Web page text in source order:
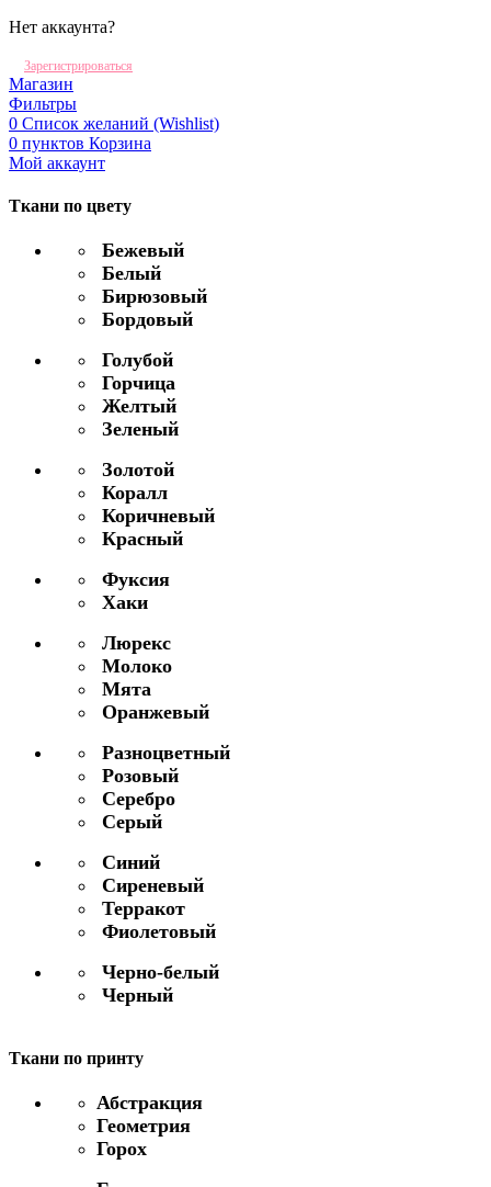
Нет аккаунта?
Зарегистрироваться
Магазин
Фильтры
0 Список желаний (Wishlist)
0 пунктов Корзина
Мой аккаунт
Ткани по цвету
Бежевый
Белый
Бирюзовый
Бордовый
Голубой
Горчица
Желтый
Зеленый
Золотой
Коралл
Коричневый
Красный
Фуксия
Хаки
Люрекс
Молоко
Мята
Оранжевый
Разноцветный
Розовый
Серебро
Серый
Синий
Сиреневый
Терракот
Фиолетовый
Черно-белый
Черный
Ткани по принту
Абстракция
Геометрия
Горох